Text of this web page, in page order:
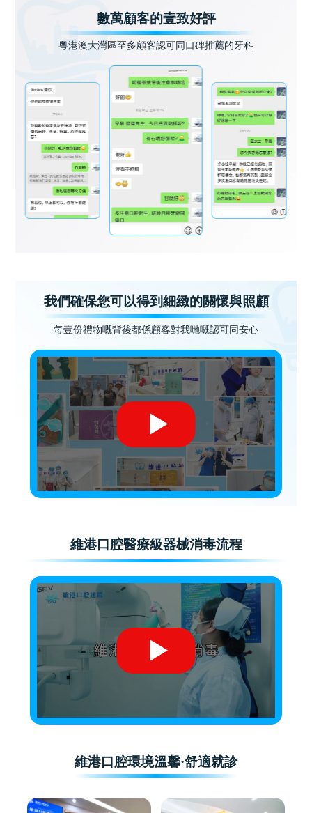
數萬顧客的壹致好評
粵港澳大灣區至多顧客認可同口碑推薦的牙科
我們確保您可以得到細緻的關懷與照顧
每壹份禮物嘅背後都係顧客對我哋嘅認可同安心
維港口腔醫療級器械消毒流程
維港口腔環境溫馨·舒適就診